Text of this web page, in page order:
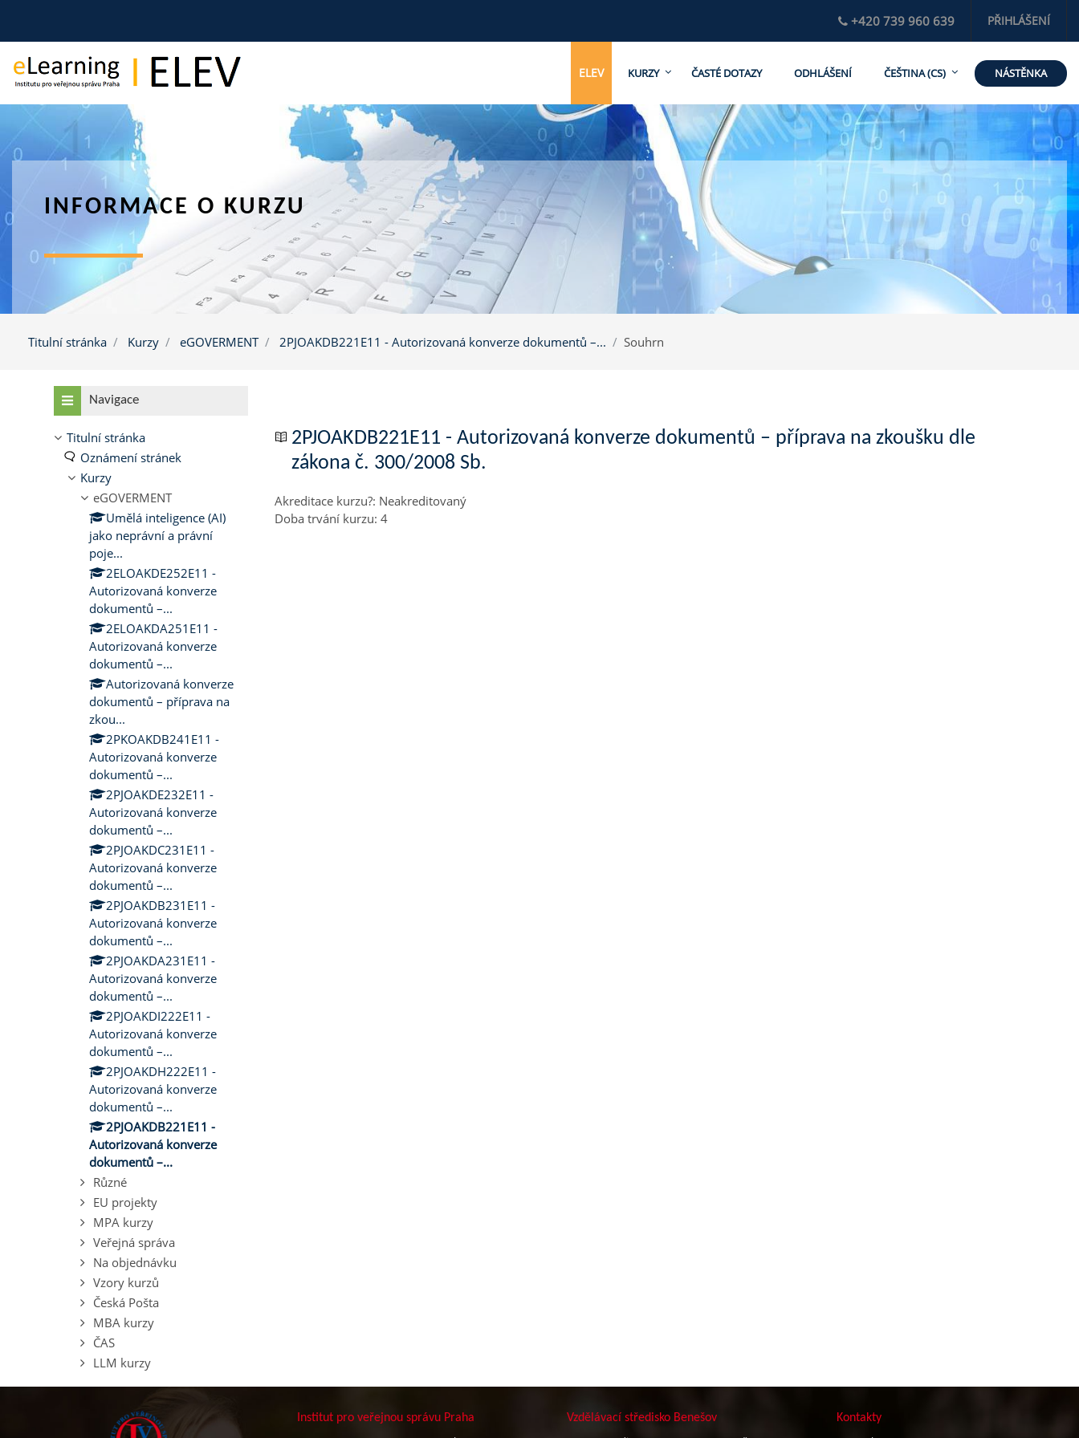
PŘIHLÁŠENÍ
+420 739 960 639
ELEV KURZY ČASTÉ DOTAZY ODHLÁŠENÍ ČEŠTINA ‎(CS)‎ NÁSTĚNKA
INFORMACE O KURZU
Titulní stránka Kurzy eGOVERMENT 2PJOAKDB221E11 - Autorizovaná konverze dokumentů –... Souhrn
2PJOAKDB221E11 - Autorizovaná konverze dokumentů – příprava na zkoušku dle
zákona č. 300/2008 Sb.
Akreditace kurzu?: Neakreditovaný
Doba trvání kurzu:4
Přeskočit: Navigace
Navigace
Titulní stránka
Oznámení stránek
Kurzy
eGOVERMENT
Umělá inteligence (AI)
jako neprávní a právní
poje...
2ELOAKDE252E11 -
Autorizovaná konverze
dokumentů –...
2ELOAKDA251E11 -
Autorizovaná konverze
dokumentů –...
Autorizovaná konverze
dokumentů – příprava na
zkou...
2PKOAKDB241E11 -
Autorizovaná konverze
dokumentů –...
2PJOAKDE232E11 -
Autorizovaná konverze
dokumentů –...
2PJOAKDC231E11 -
Autorizovaná konverze
dokumentů –...
2PJOAKDB231E11 -
Autorizovaná konverze
dokumentů –...
2PJOAKDA231E11 -
Autorizovaná konverze
dokumentů –...
2PJOAKDI222E11 -
Autorizovaná konverze
dokumentů –...
2PJOAKDH222E11 -
Autorizovaná konverze
dokumentů –...
2PJOAKDB221E11 -
Autorizovaná konverze
dokumentů –...
Různé
EU projekty
MPA kurzy
Veřejná správa
Na objednávku
Vzory kurzů
Česká Pošta
MBA kurzy
ČAS
LLM kurzy
Institut pro veřejnou správu Praha Vzdělávací středisko Benešov Kontakty